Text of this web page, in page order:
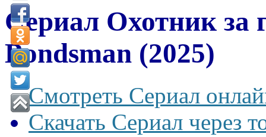
Сериал Охотник за
Bondsman (2025)
Смотреть Сериал
Скачать Сериал через